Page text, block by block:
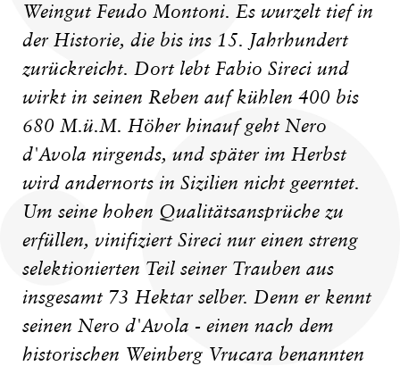
Weingut Feudo Montoni. Es wurzelt tief in
der Historie, die bis ins 15. Jahrhundert
zurückreicht. Dort lebt Fabio Sireci und
wirkt in seinen Reben auf kühlen 400 bis
680 M.ü.M. Höher hinauf geht Nero
d'Avola nirgends, und später im Herbst
wird andernorts in Sizilien nicht geerntet.
Um seine hohen Qualitätsansprüche zu
erfüllen, vinifiziert Sireci nur einen streng
selektionierten Teil seiner Trauben aus
insgesamt 73 Hektar selber. Denn er kennt
seinen Nero d'Avola - einen nach dem
historischen Weinberg Vrucara benannten